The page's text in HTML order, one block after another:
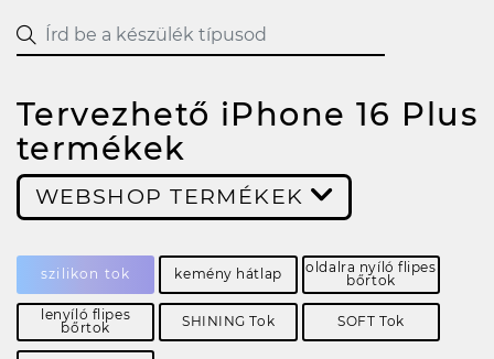
Tervezhető iPhone 16 Plus
termékek
WEBSHOP TERMÉKEK
szilikon tok kemény hátlap
oldalra nyíló flipes
bőrtok
lenyíló flipes
bőrtok
SHINING Tok SOFT Tok